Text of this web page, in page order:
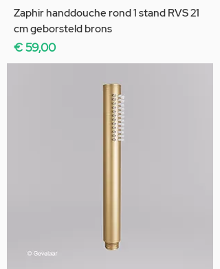
Zaphir handdouche rond 1 stand RVS 21
cm geborsteld brons
Prijs
€ 59,00